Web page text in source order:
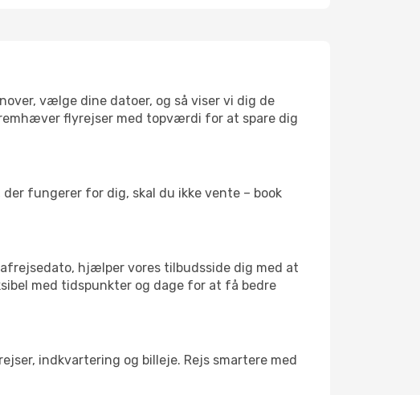
vælge dine datoer, og så viser vi dig de
flyrejser med topværdi for at spare dig
fungerer for dig, skal du ikke vente – book
hjælper vores tilbudsside dig med at
med tidspunkter og dage for at få bedre
indkvartering og billeje. Rejs smartere med